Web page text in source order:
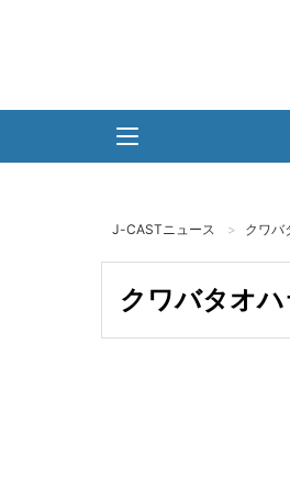
J-CASTニュース クワバ
クワバタオ